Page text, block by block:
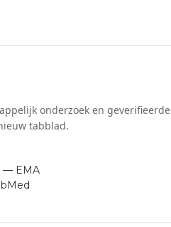
onderzoek en geverifieerde
tabblad.
— EMA